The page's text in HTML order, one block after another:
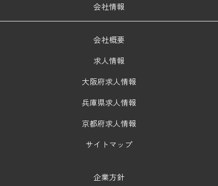
会社情報
会社概要
求人情報
大阪府求人情報
兵庫県求人情報
京都府求人情報
サイトマップ
企業方針